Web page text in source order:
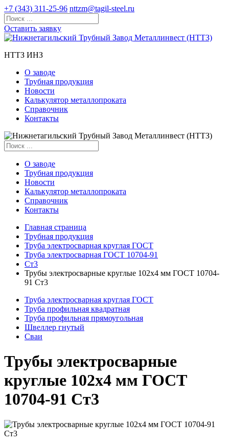
+7 (343) 311-25-96 nttzm@tagil-steel.ru
Оставить заявку
НТТЗ ИНЗ
О заводе
Трубная продукция
Новости
Калькулятор металлопроката
Справочник
Контакты
О заводе
Трубная продукция
Новости
Калькулятор металлопроката
Справочник
Контакты
Главная страница
Трубная продукция
Труба электросварная круглая ГОСТ
Труба электросварная ГОСТ 10704-91
Ст3
Трубы электросварные круглые 102x4 мм ГОСТ 10704-
91 Ст3
Труба электросварная круглая ГОСТ
Труба профильная квадратная
Труба профильная прямоугольная
Швеллер гнутый
Сваи
Трубы электросварные
круглые 102x4 мм ГОСТ
10704-91 Ст3